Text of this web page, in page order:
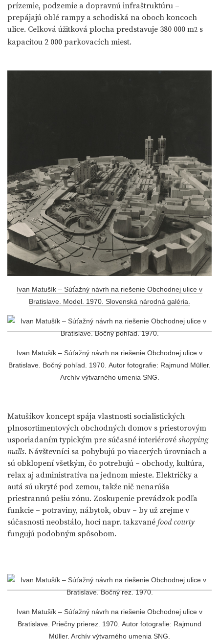
prízemie, podzemie a dopravnú infraštruktúru –
prepájajú oblé rampy a schodiská na oboch koncoch
ulice. Celková úžitková plocha predstavuje 380 000 m2 s
kapacitou 2 000 parkovacích miest.
Ivan Matušík – Súťažný návrh na riešenie Obchodnej ulice v
Bratislave. Model. 1970. Slovenská národná galéria.
Ivan Matušík – Súťažný návrh na riešenie Obchodnej ulice v
Bratislave. Bočný pohľad. 1970. Autor fotografie: Rajmund Müller.
Archív výtvarného umenia SNG.
Matušíkov koncept spája vlastnosti socialistických
plnosortimentových obchodných domov s priestorovým
usporiadaním typickým pre súčasné interiérové shopping
malls. Návštevníci sa pohybujú po viacerých úrovniach a
sú obklopení všetkým, čo potrebujú – obchody, kultúra,
relax aj administratíva na jednom mieste. Električky a
autá sú ukryté pod zemou, takže nič nenarúša
priestrannú pešiu zónu. Zoskupenie prevádzok podľa
funkcie – potraviny, nábytok, obuv – by už zrejme v
súčasnosti neobstálo, hoci napr. takzvané food courty
fungujú podobným spôsobom.
Ivan Matušík – Súťažný návrh na riešenie Obchodnej ulice v
Bratislave. Priečny prierez. 1970. Autor fotografie: Rajmund
Müller. Archív výtvarného umenia SNG.